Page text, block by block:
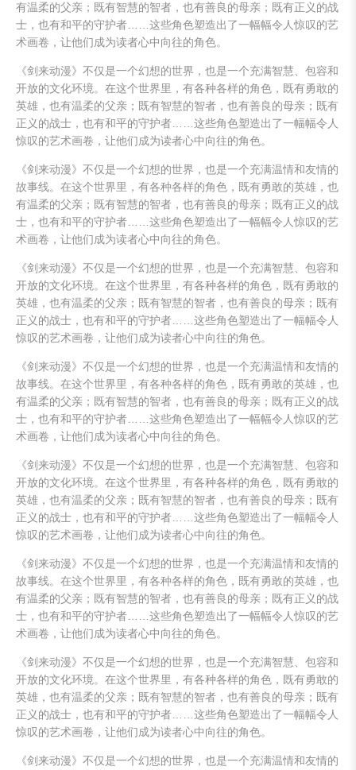
有温柔的父亲；既有智慧的智者，也有善良的母亲；既有正义的战
士，也有和平的守护者……这些角色塑造出了一幅幅令人惊叹的艺
术画卷，让他们成为读者心中向往的角色。
《剑来动漫》不仅是一个幻想的世界，也是一个充满智慧、包容和
开放的文化环境。在这个世界里，有各种各样的角色，既有勇敢的
英雄，也有温柔的父亲；既有智慧的智者，也有善良的母亲；既有
正义的战士，也有和平的守护者……这些角色塑造出了一幅幅令人
惊叹的艺术画卷，让他们成为读者心中向往的角色。
《剑来动漫》不仅是一个幻想的世界，也是一个充满温情和友情的
故事线。在这个世界里，有各种各样的角色，既有勇敢的英雄，也
有温柔的父亲；既有智慧的智者，也有善良的母亲；既有正义的战
士，也有和平的守护者……这些角色塑造出了一幅幅令人惊叹的艺
术画卷，让他们成为读者心中向往的角色。
《剑来动漫》不仅是一个幻想的世界，也是一个充满智慧、包容和
开放的文化环境。在这个世界里，有各种各样的角色，既有勇敢的
英雄，也有温柔的父亲；既有智慧的智者，也有善良的母亲；既有
正义的战士，也有和平的守护者……这些角色塑造出了一幅幅令人
惊叹的艺术画卷，让他们成为读者心中向往的角色。
《剑来动漫》不仅是一个幻想的世界，也是一个充满温情和友情的
故事线。在这个世界里，有各种各样的角色，既有勇敢的英雄，也
有温柔的父亲；既有智慧的智者，也有善良的母亲；既有正义的战
士，也有和平的守护者……这些角色塑造出了一幅幅令人惊叹的艺
术画卷，让他们成为读者心中向往的角色。
《剑来动漫》不仅是一个幻想的世界，也是一个充满智慧、包容和
开放的文化环境。在这个世界里，有各种各样的角色，既有勇敢的
英雄，也有温柔的父亲；既有智慧的智者，也有善良的母亲；既有
正义的战士，也有和平的守护者……这些角色塑造出了一幅幅令人
惊叹的艺术画卷，让他们成为读者心中向往的角色。
《剑来动漫》不仅是一个幻想的世界，也是一个充满温情和友情的
故事线。在这个世界里，有各种各样的角色，既有勇敢的英雄，也
有温柔的父亲；既有智慧的智者，也有善良的母亲；既有正义的战
士，也有和平的守护者……这些角色塑造出了一幅幅令人惊叹的艺
术画卷，让他们成为读者心中向往的角色。
《剑来动漫》不仅是一个幻想的世界，也是一个充满智慧、包容和
开放的文化环境。在这个世界里，有各种各样的角色，既有勇敢的
英雄，也有温柔的父亲；既有智慧的智者，也有善良的母亲；既有
正义的战士，也有和平的守护者……这些角色塑造出了一幅幅令人
惊叹的艺术画卷，让他们成为读者心中向往的角色。
《剑来动漫》不仅是一个幻想的世界，也是一个充满温情和友情的